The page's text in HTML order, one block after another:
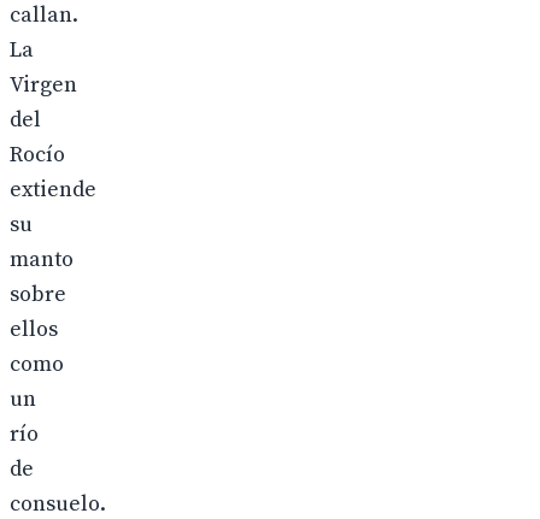
callan.
La
Virgen
del
Rocío
extiende
su
manto
sobre
ellos
como
un
río
de
consuelo.